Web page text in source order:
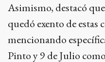
Asimismo, destacó
quedó exento de estas
mencionando
Pinto y 9 de Julio